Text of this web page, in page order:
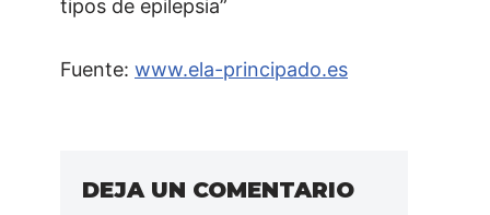
tipos de epilepsia”
Fuente: www.ela-principado.es
DEJA UN COMENTARIO